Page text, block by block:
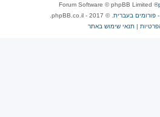
® Forum Software © phpBB Limited
. © 2017 - phpBB.co.il.
|תנאי שימוש באתר